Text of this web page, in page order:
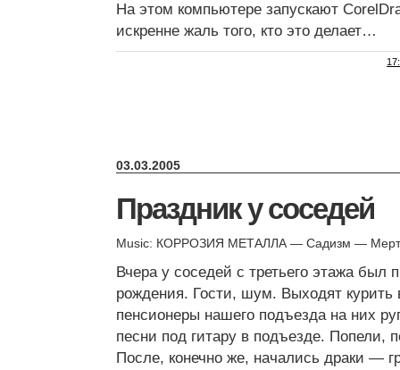
На этом компьютере запускают
искренне жаль того, кто это делает…
03.03.2005
Праздник у соседей
Music: КОРРОЗИЯ МЕТАЛЛА — Садизм —
Вчера у соседей с третьего этажа был
рождения. Гости, шум. Выходят
пенсионеры нашего подъезда на них
песни под гитару в подъезде. Попели,
После, конечно же, начались драки —